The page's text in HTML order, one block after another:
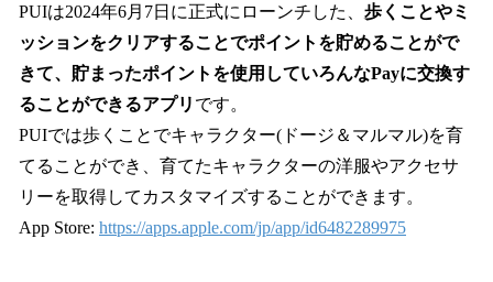
PUIは2024年6月7日に正式にローンチした、 歩くことやミ
ッションをクリアすることでポイントを貯めることがで
きて、貯まったポイントを使用していろんなPayに交換す
ることができるアプリ です。
PUIでは歩くことでキャラクター(ドージ＆マルマル)を育
てることができ、育てたキャラクターの洋服やアクセサ
リーを取得してカスタマイズすることができます。
App Store: https://apps.apple.com/jp/app/id6482289975